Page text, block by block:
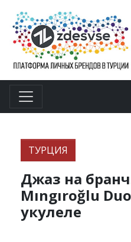
ТУРЦИЯ
Джаз на
Mıngıroğlu
укулеле